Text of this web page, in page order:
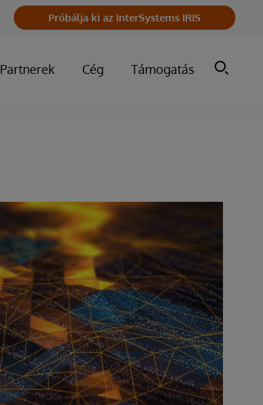
Próbálja ki az InterSystems IRIS
Partnerek Cég Támogatás